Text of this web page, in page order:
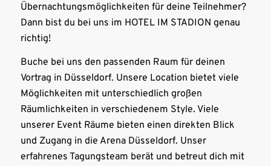
Übernachtungsmöglichkeiten für deine Teilnehmer?
Dann bist du bei uns im HOTEL IM STADION genau
richtig!
Buche bei uns den passenden Raum für deinen
Vortrag in Düsseldorf. Unsere Location bietet viele
Möglichkeiten mit unterschiedlich großen
Räumlichkeiten in verschiedenem Style. Viele
unserer Event Räume bieten einen direkten Blick
und Zugang in die Arena Düsseldorf. Unser
erfahrenes Tagungsteam berät und betreut dich mit